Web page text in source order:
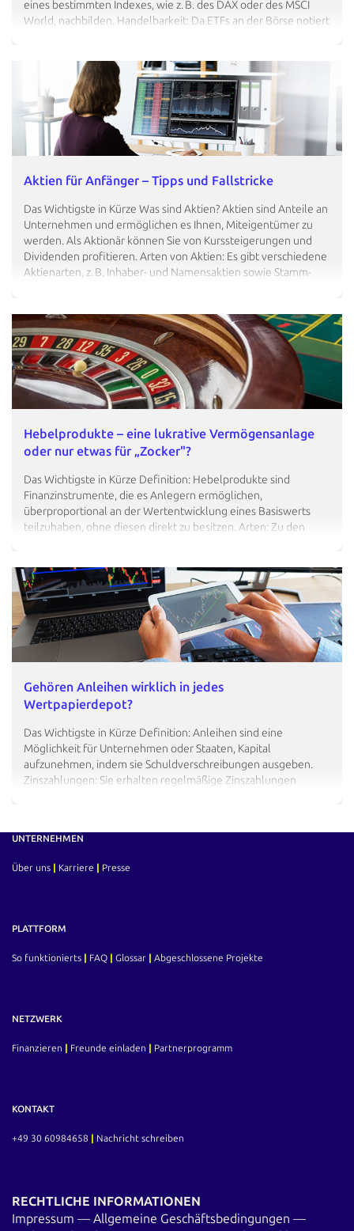
eines bestimmten Indexes, wie z. B. des DAX oder des MSCI
World, nachbilden. Handelbarkeit: Da ETFs an der Börse notiert
Aktien für Anfänger – Tipps und Fallstricke
Das Wichtigste in Kürze Was sind Aktien? Aktien sind Anteile an
Unternehmen und ermöglichen es Ihnen, Miteigentümer zu
werden. Als Aktionär können Sie von Kurssteigerungen und
Dividenden profitieren. Arten von Aktien: Es gibt verschiedene
Aktienarten, z. B. Inhaber- und Namensaktien sowie Stamm-
Hebelprodukte – eine lukrative Vermögensanlage
oder nur etwas für „Zocker"?
Das Wichtigste in Kürze Definition: Hebelprodukte sind
Finanzinstrumente, die es Anlegern ermöglichen,
überproportional an der Wertentwicklung eines Basiswerts
teilzuhaben, ohne diesen direkt zu besitzen. Arten: Zu den
Basiswert zu einem festgelegten Preis zu kaufen oder zu
verkaufen. Hebelwirkung: Durch…
Gehören Anleihen wirklich in jedes
Wertpapierdepot?
Das Wichtigste in Kürze Definition: Anleihen sind eine
Möglichkeit für Unternehmen oder Staaten, Kapital
aufzunehmen, indem sie Schuldverschreibungen ausgeben.
Zinszahlungen: Sie erhalten regelmäßige Zinszahlungen
gehandelt werden, der…
UNTERNEHMEN
Über uns Karriere Presse
PLATTFORM
So funktionierts FAQ Glossar Abgeschlossene Projekte
NETZWERK
Finanzieren Freunde einladen Partnerprogramm
KONTAKT
+49 30 60984658 Nachricht schreiben
RECHTLICHE INFORMATIONEN
Impressum — Allgemeine Geschäftsbedingungen —